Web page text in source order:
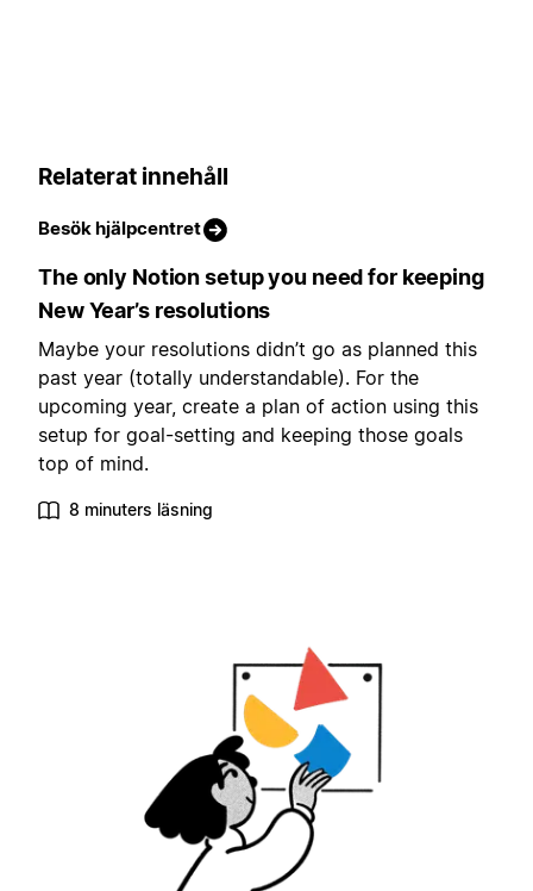
Relaterat innehåll
Besök hjälpcentret
The only Notion setup you need for keeping
New Year’s resolutions
Maybe your resolutions didn’t go as planned this
past year (totally understandable). For the
upcoming year, create a plan of action using this
setup for goal-setting and keeping those goals
top of mind.
8 minuters läsning